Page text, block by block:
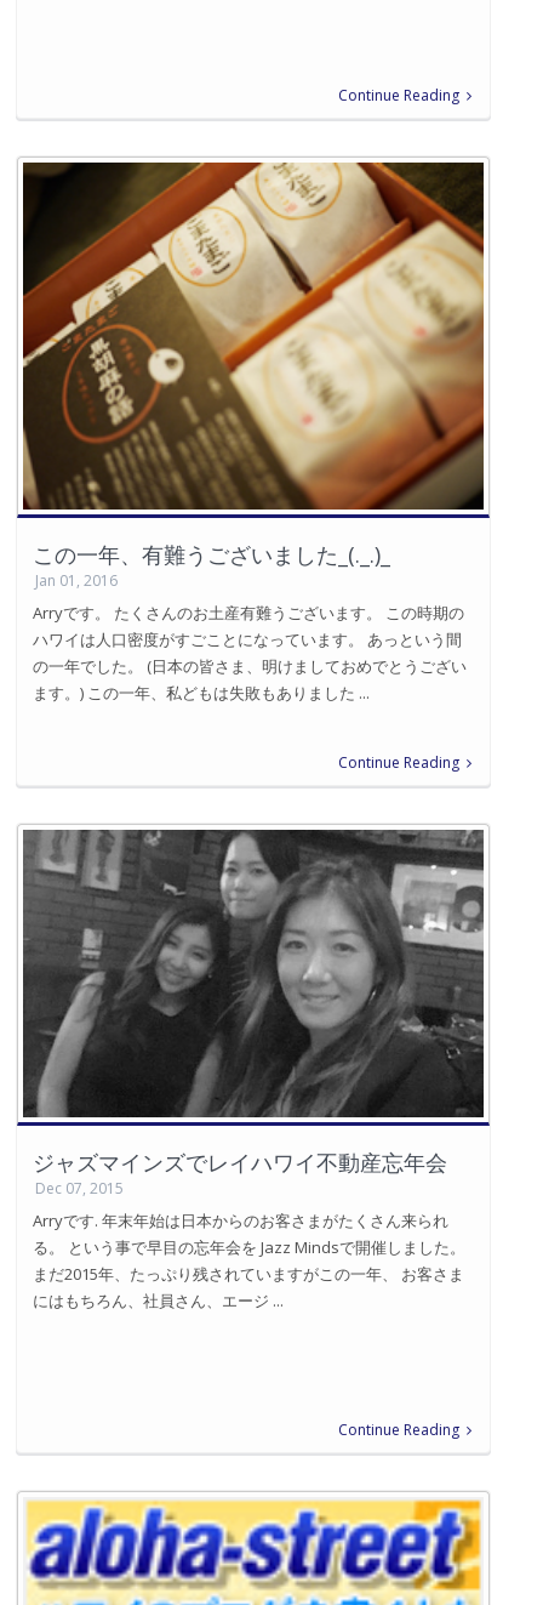
Continue Reading
この一年、有難うございました_(._.)_
Jan 01, 2016
Arryです。 たくさんのお土産有難うございます。 この時期の
ハワイは人口密度がすごことになっています。 あっという間
の一年でした。 (日本の皆さま、明けましておめでとうござい
ます。) この一年、私どもは失敗もありました ...
Continue Reading
ジャズマインズでレイハワイ不動産忘年会
Dec 07, 2015
Arryです. 年末年始は日本からのお客さまがたくさん来られ
る。 という事で早目の忘年会を Jazz Mindsで開催しました。
まだ2015年、たっぷり残されていますがこの一年、 お客さま
にはもちろん、社員さん、エージ ...
Continue Reading